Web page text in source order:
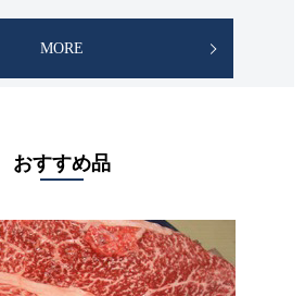
MORE
おすすめ品